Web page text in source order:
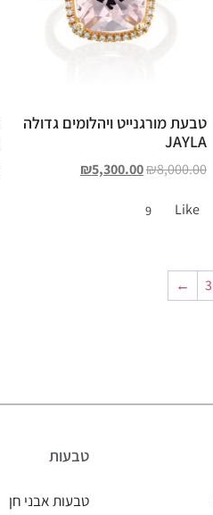
טבעת מורגנייט ויהלומים גדולה
JAYLA
₪8,000.00
₪5,300.00
Like
9
3
←
טבעות
טבעות אבני חן